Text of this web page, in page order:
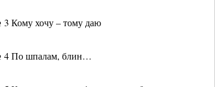
Кому хочу – тому даю
По шпалам, блин…